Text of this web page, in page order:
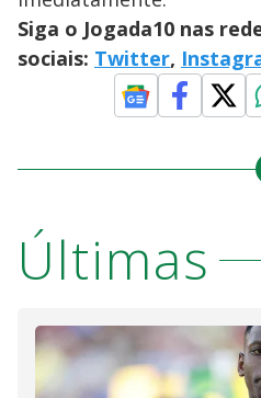
Siga o Jogada10 nas
sociais: Twitter,
Últimas